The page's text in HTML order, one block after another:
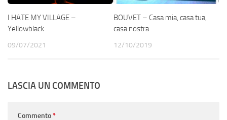
I HATE MY VILLAGE –
Yellowblack
09/07/2021
BOUVET – Casa mia, casa tua,
casa nostra
12/10/2019
LASCIA UN COMMENTO
Commento*